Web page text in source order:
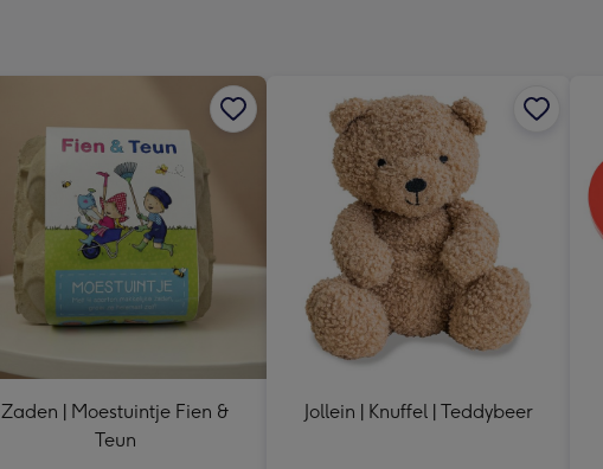
Zaden | Moestuintje Fien &
Teun
Jollein | Knuffel | Teddybeer